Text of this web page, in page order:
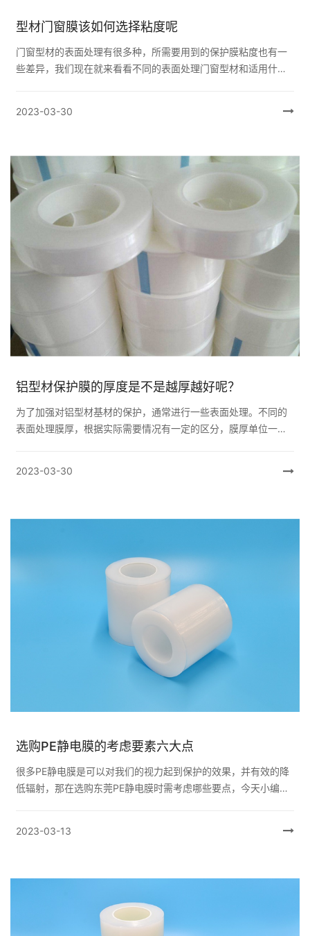
型材门窗膜该如何选择粘度呢
门窗型材的表面处理有很多种，所需要用到的保护膜粘度也有一
些差异，我们现在就来看看不同的表面处理门窗型材和适用什么
2023-03-30
铝型材保护膜的厚度是不是越厚越好呢？
为了加强对铝型材基材的保护，通常进行一些表面处理。不同的
表面处理膜厚，根据实际需要情况有一定的区分，膜厚单位一般
2023-03-30
选购PE静电膜的考虑要素六大点
很多PE静电膜是可以对我们的视力起到保护的效果，并有效的降
低辐射，那在选购东莞PE静电膜时需考虑哪些要点，今天小编就
2023-03-13